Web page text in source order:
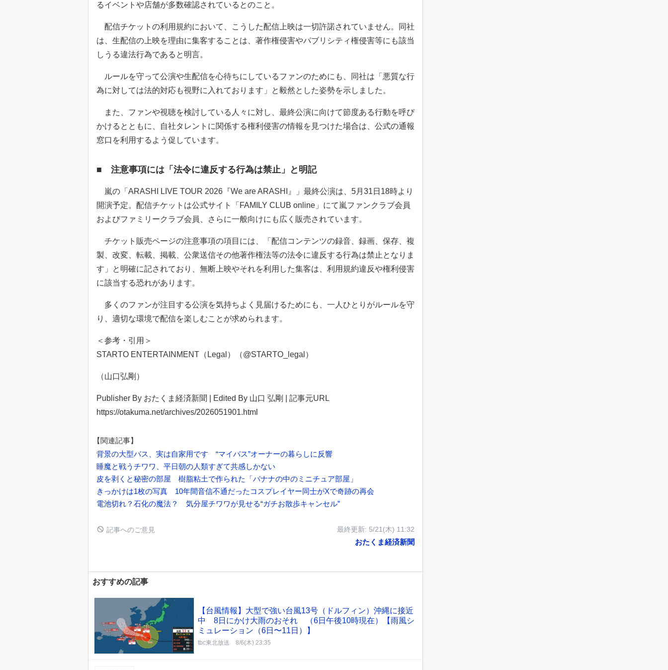
るイベントや店舗が多数確認されているとのこと。
配信チケットの利用規約において、こうした配信上映は一切許諾されていません。同社
は、生配信の上映を理由に集客することは、著作権侵害やパブリシティ権侵害等にも該当
しうる違法行為であると明言。
ルールを守って公演や生配信を心待ちにしているファンのためにも、同社は「悪質な行
為に対しては法的対応も視野に入れております」と毅然とした姿勢を示しました。
また、ファンや視聴を検討している人々に対し、最終公演に向けて節度ある行動を呼び
かけるとともに、自社タレントに関係する権利侵害の情報を見つけた場合は、公式の通報
窓口を利用するよう促しています。
■ 注意事項には「法令に違反する行為は禁止」と明記
嵐の「ARASHI LIVE TOUR 2026『We are ARASHI』」最終公演は、5月31日18時より
開演予定。配信チケットは公式サイト「FAMILY CLUB online」にて嵐ファンクラブ会員
およびファミリークラブ会員、さらに一般向けにも広く販売されています。
チケット販売ページの注意事項の項目には、「配信コンテンツの録音、録画、保存、複
製、改変、転載、掲載、公衆送信その他著作権法等の法令に違反する行為は禁止となりま
す」と明確に記されており、無断上映やそれを利用した集客は、利用規約違反や権利侵害
に該当する恐れがあります。
多くのファンが注目する公演を気持ちよく見届けるためにも、一人ひとりがルールを守
り、適切な環境で配信を楽しむことが求められます。
＜参考・引用＞
STARTO ENTERTAINMENT（Legal）（@STARTO_legal）
（山口弘剛）
Publisher By おたくま経済新聞 | Edited By 山口 弘剛‌ | 記事元URL
https://otakuma.net/archives/2026051901.html
【関連記事】
背景の大型バス、実は自家用です “マイバス”オーナーの暮らしに反響
睡魔と戦うチワワ、平日朝の人類すぎて共感しかない
皮を剥くと秘密の部屋 樹脂粘土で作られた「バナナの中のミニチュア部屋」
きっかけは1枚の写真 10年間音信不通だったコスプレイヤー同士がXで奇跡の再会
電池切れ？石化の魔法？ 気分屋チワワが見せる“ガチお散歩キャンセル”
記事へのご意見 最終更新: 5/21(木) 11:32
おたくま経済新聞
おすすめの記事
【台風情報】大型で強い台風13号（ドルフィン）沖縄に接近
中 8日にかけ大雨のおそれ （6日午後10時現在）【雨風シ
ミュレーション（6日〜11日）】
tbc東北放送 8/6(木) 23:35